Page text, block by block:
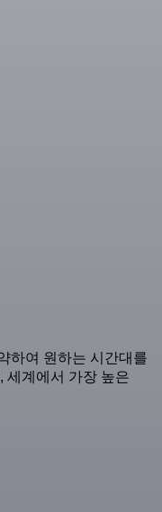
하여 원하는 시간대를
세계에서 가장 높은